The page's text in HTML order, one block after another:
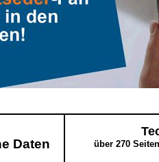
Daten über 270